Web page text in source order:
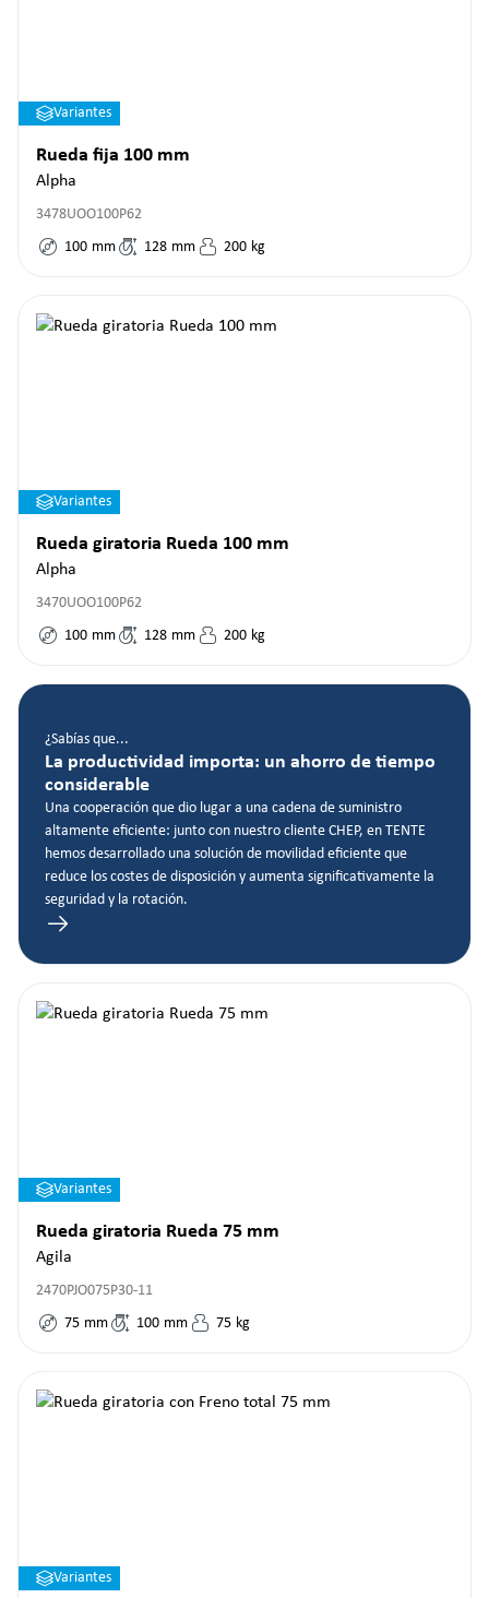
Variantes
Rueda fija 100 mm
Alpha
3478UOO100P62
100 mm 128 mm 200 kg
Variantes
Rueda giratoria Rueda 100 mm
Alpha
3470UOO100P62
100 mm 128 mm 200 kg
¿Sabías que...
La productividad importa: un ahorro de tiempo
considerable
Una cooperación que dio lugar a una cadena de suministro
altamente eficiente: junto con nuestro cliente CHEP, en TENTE
hemos desarrollado una solución de movilidad eficiente que
reduce los costes de disposición y aumenta significativamente la
seguridad y la rotación.
Variantes
Rueda giratoria Rueda 75 mm
Agila
2470PJO075P30-11
75 mm 100 mm 75 kg
Variantes